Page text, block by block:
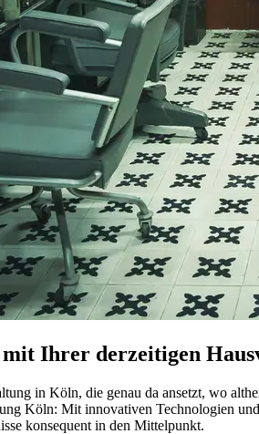
mit Ihrer derzeitigen
in Köln, die genau da ansetzt, wo
Köln: Mit innovativen Technologien
konsequent in den Mittelpunkt.